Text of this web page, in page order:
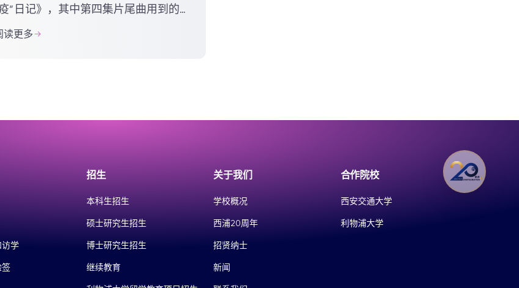
”日记》，其中第四集片尾曲用到的一
动无数观众，共青团中央微博转发，
读更多
访学
签
招生
本科生招生
硕士研究生招生
博士研究生招生
继续教育
关于我们
学校概况
西浦20周年
招贤纳士
新闻
合作院校
西安交通大学
利物浦大学